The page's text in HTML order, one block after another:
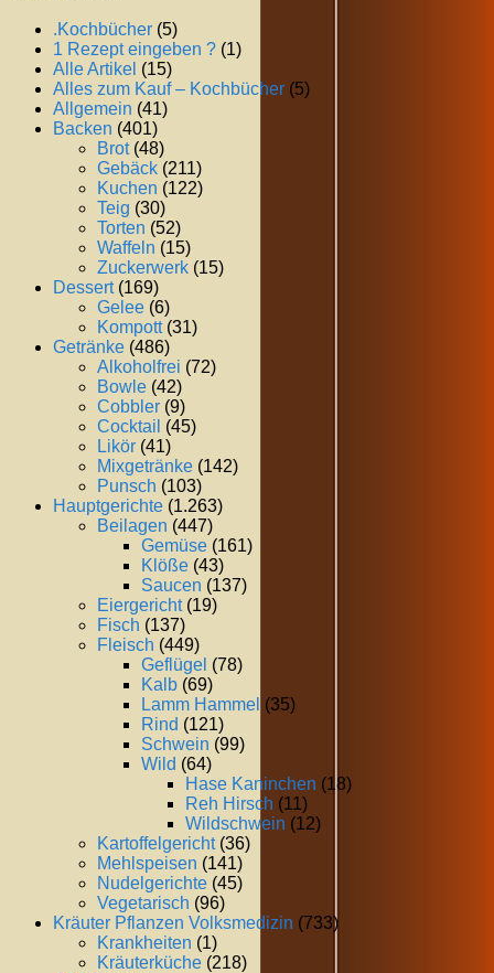
.Kochbücher (5)
1 Rezept eingeben ? (1)
Alle Artikel (15)
Alles zum Kauf – Kochbücher (5)
Allgemein (41)
Backen (401)
Brot(48)
Gebäck (211)
Kuchen (122)
Teig (30)
Torten (52)
Waffeln (15)
Zuckerwerk (15)
Dessert(169)
Gelee (6)
Kompott(31)
Getränke (486)
Alkoholfrei (72)
Bowle (42)
Cobbler (9)
Cocktail (45)
Likör (41)
Mixgetränke (142)
Punsch (103)
Hauptgerichte (1.263)
Beilagen (447)
Gemüse (161)
Klöße (43)
Saucen (137)
Eiergericht(19)
Fisch (137)
Fleisch (449)
Geflügel (78)
Kalb (69)
Lamm Hammel (35)
Rind (121)
Schwein (99)
Wild (64)
Hase Kaninchen (18)
Reh Hirsch (11)
Wildschwein (12)
Kartoffelgericht(36)
Mehlspeisen (141)
Nudelgerichte (45)
Vegetarisch (96)
Kräuter Pflanzen Volksmedizin (733)
Krankheiten (1)
Kräuterküche (218)